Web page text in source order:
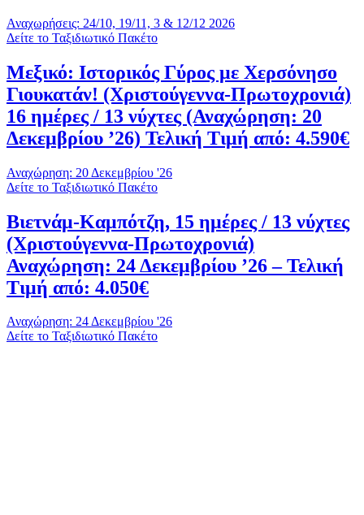
Αναχωρήσεις: 24/10, 19/11, 3 & 12/12 2026
Δείτε το Ταξιδιωτικό Πακέτο
Μεξικό: Ιστορικός Γύρος με Χερσόνησο
Γιουκατάν! (Χριστούγεννα-Πρωτοχρονιά)
16 ημέρες / 13 νύχτες (Αναχώρηση: 20
Δεκεμβρίου ’26) Τελική Τιμή από: 4.590€
Αναχώρηση: 20 Δεκεμβρίου '26
Δείτε το Ταξιδιωτικό Πακέτο
Βιετνάμ-Καμπότζη, 15 ημέρες / 13 νύχτες
(Χριστούγεννα-Πρωτοχρονιά)
Αναχώρηση: 24 Δεκεμβρίου ’26 – Τελική
Τιμή από: 4.050€
Αναχώρηση: 24 Δεκεμβρίου '26
Δείτε το Ταξιδιωτικό Πακέτο